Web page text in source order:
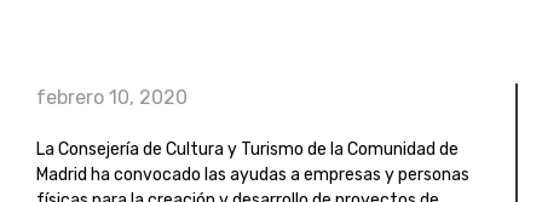
febrero 10, 2020
La Consejería de Cultura y Turismo de la Comunidad de
Madrid ha convocado las ayudas a empresas y personas